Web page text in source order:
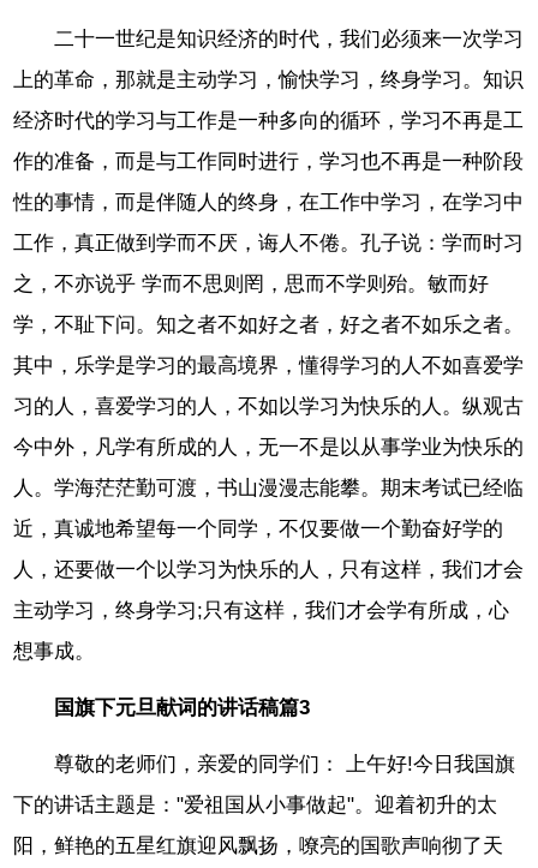
二十一世纪是知识经济的时代，我们必须来一次学习
上的革命，那就是主动学习，愉快学习，终身学习。知识
经济时代的学习与工作是一种多向的循环，学习不再是工
作的准备，而是与工作同时进行，学习也不再是一种阶段
性的事情，而是伴随人的终身，在工作中学习，在学习中
工作，真正做到学而不厌，诲人不倦。孔子说：学而时习
之，不亦说乎 学而不思则罔，思而不学则殆。敏而好
学，不耻下问。知之者不如好之者，好之者不如乐之者。
其中，乐学是学习的最高境界，懂得学习的人不如喜爱学
习的人，喜爱学习的人，不如以学习为快乐的人。纵观古
今中外，凡学有所成的人，无一不是以从事学业为快乐的
人。学海茫茫勤可渡，书山漫漫志能攀。期末考试已经临
近，真诚地希望每一个同学，不仅要做一个勤奋好学的
人，还要做一个以学习为快乐的人，只有这样，我们才会
主动学习，终身学习;只有这样，我们才会学有所成，心
想事成。
国旗下元旦献词的讲话稿篇3
尊敬的老师们，亲爱的同学们： 上午好!今日我国旗
下的讲话主题是："爱祖国从小事做起"。迎着初升的太
阳，鲜艳的五星红旗迎风飘扬，嘹亮的国歌声响彻了天